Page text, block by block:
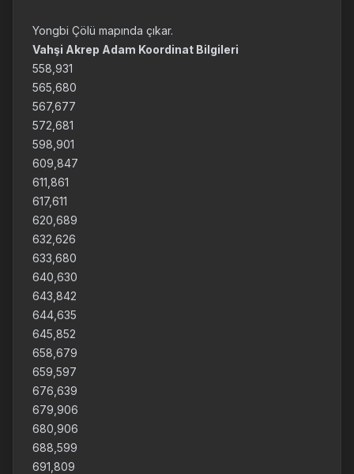
Yongbi Çölü mapında çıkar.
Vahşi Akrep Adam Koordinat Bilgileri
558,931
565,680
567,677
572,681
598,901
609,847
611,861
617,611
620,689
632,626
633,680
640,630
643,842
644,635
645,852
658,679
659,597
676,639
679,906
680,906
688,599
691,809